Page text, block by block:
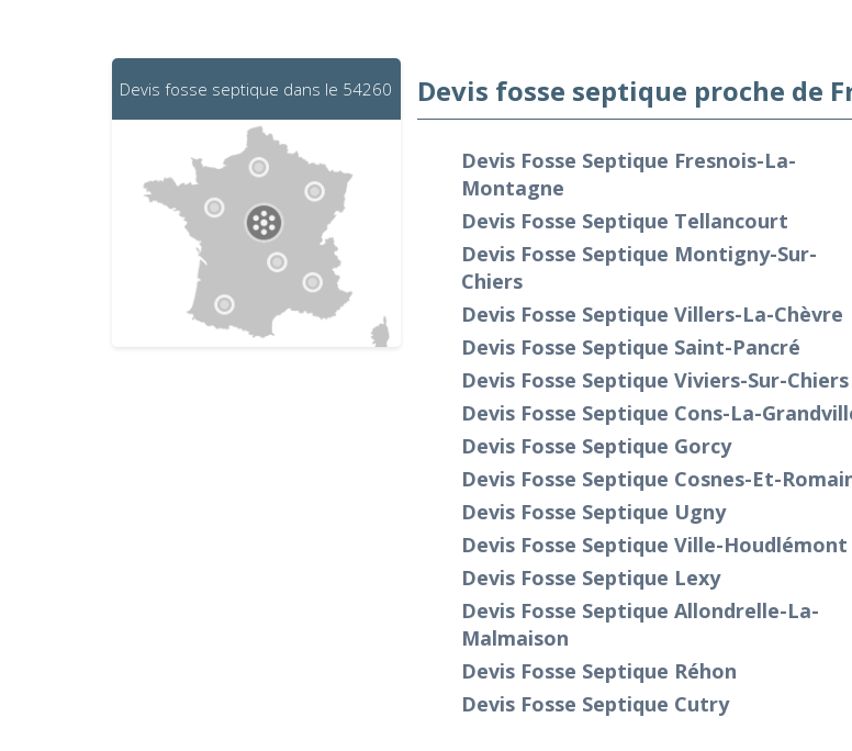
Devis fosse septique dans le 54260 Devis fosse septique proche de
Devis Fosse Septique Fresnois-La-
Montagne
Devis Fosse Septique Tellancourt
Devis Fosse Septique Montigny-Sur-
Chiers
Devis Fosse Septique Villers-La-Chèvre
Devis Fosse Septique Saint-Pancré
Devis Fosse Septique Viviers-Sur-Chiers
Devis Fosse Septique Cons-La-
Devis Fosse Septique Gorcy
Devis Fosse Septique Cosnes-Et-
Devis Fosse Septique Ugny
Devis Fosse Septique Ville-Houdlémont
Devis Fosse Septique Lexy
Devis Fosse Septique Allondrelle-La-
Malmaison
Devis Fosse Septique Réhon
Devis Fosse Septique Cutry